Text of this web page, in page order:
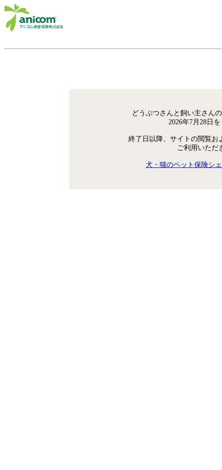
どうぶつさんと飼い主さん
2026年7月28日
終了日以降、サイトの閲覧お
ご利用いただ
犬・猫のペット保険シ